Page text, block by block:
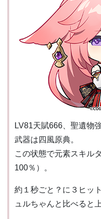
LV81天賦666、聖遺物
武器は四風原典。
この状態で元素スキル
100％）。
約１秒ごと？に３ヒッ
ュルちゃんと比べると